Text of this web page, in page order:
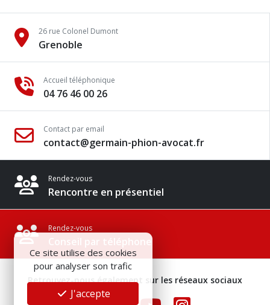
26 rue Colonel Dumont
Grenoble
Accueil téléphonique
04 76 46 00 26
Contact par email
contact@germain-phion-avocat.fr
Rendez-vous
Rencontre en présentiel
Rendez-vous
Conseil par téléphone
Retrouvez-nous également sur les réseaux sociaux
Ce site utilise des cookies
pour analyser son trafic
J'accepte